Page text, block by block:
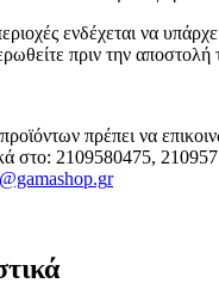
ενδέχεται να
πριν την αποστολή
πρέπει να
στο: 2109580475,
r